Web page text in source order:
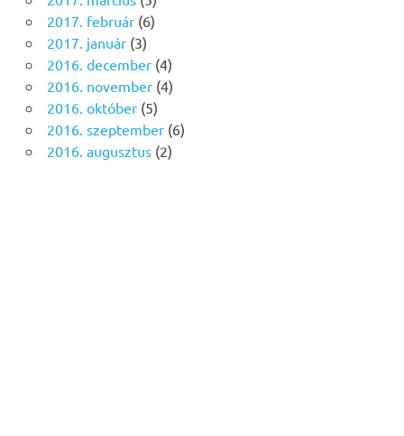
2017. február(6)
2017. január(3)
2016. december(4)
2016. november(4)
2016. október(5)
2016. szeptember(6)
2016. augusztus(2)